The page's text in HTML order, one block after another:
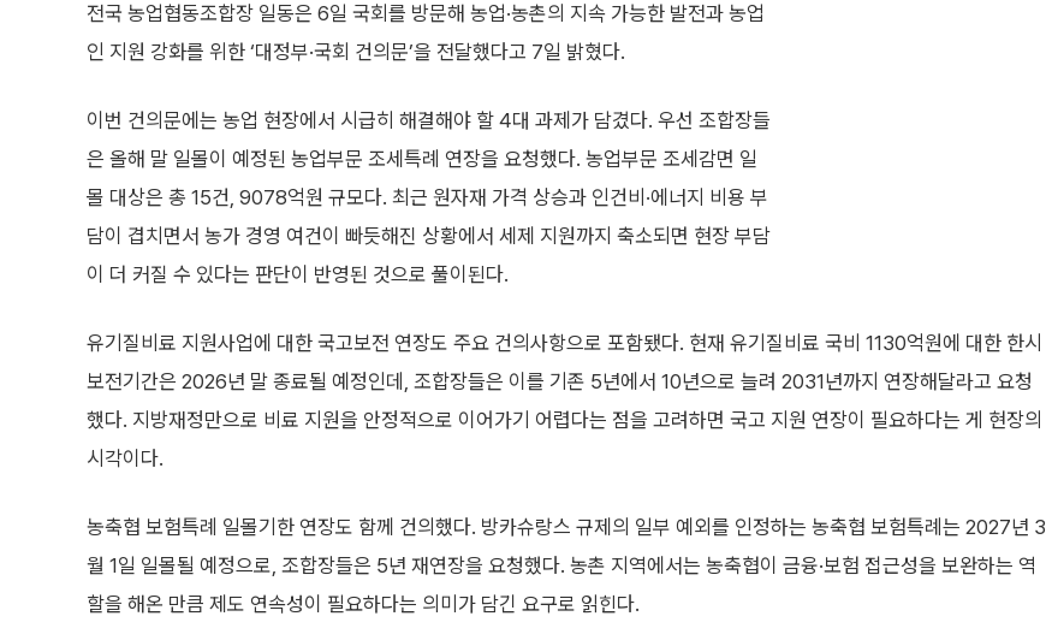
전국 농업협동조합장 일동은 6일 국회를 방문해 농업·농촌의 지속 가능한 발전과 농업
인 지원 강화를 위한 ‘대정부·국회 건의문’을 전달했다고 7일 밝혔다.
이번 건의문에는 농업 현장에서 시급히 해결해야 할 4대 과제가 담겼다. 우선 조합장들
은 올해 말 일몰이 예정된 농업부문 조세특례 연장을 요청했다. 농업부문 조세감면 일
몰 대상은 총 15건, 9078억원 규모다. 최근 원자재 가격 상승과 인건비·에너지 비용 부
담이 겹치면서 농가 경영 여건이 빠듯해진 상황에서 세제 지원까지 축소되면 현장 부담
이 더 커질 수 있다는 판단이 반영된 것으로 풀이된다.
유기질비료 지원사업에 대한 국고보전 연장도 주요 건의사항으로 포함됐다. 현재 유기질비료 국비 1130억원에 대한 한시
보전기간은 2026년 말 종료될 예정인데, 조합장들은 이를 기존 5년에서 10년으로 늘려 2031년까지 연장해달라고 요청
했다. 지방재정만으로 비료 지원을 안정적으로 이어가기 어렵다는 점을 고려하면 국고 지원 연장이 필요하다는 게 현장의
시각이다.
농축협 보험특례 일몰기한 연장도 함께 건의했다. 방카슈랑스 규제의 일부 예외를 인정하는 농축협 보험특례는 2027년 3
월 1일 일몰될 예정으로, 조합장들은 5년 재연장을 요청했다. 농촌 지역에서는 농축협이 금융·보험 접근성을 보완하는 역
할을 해온 만큼 제도 연속성이 필요하다는 의미가 담긴 요구로 읽힌다.